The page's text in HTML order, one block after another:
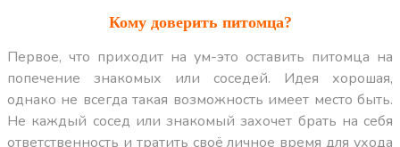
Кому доверить питомца?
Первое, что приходит на ум-это оставить питомца на
попечение знакомых или соседей. Идея хорошая,
однако не всегда такая возможность имеет место быть.
Не каждый сосед или знакомый захочет брать на себя
ответственность и тратить своё личное время для ухода